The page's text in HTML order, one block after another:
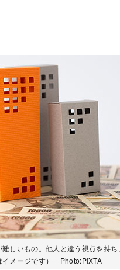
しいもの。他人と違う視点を持
イメージです） Photo:PIXTA